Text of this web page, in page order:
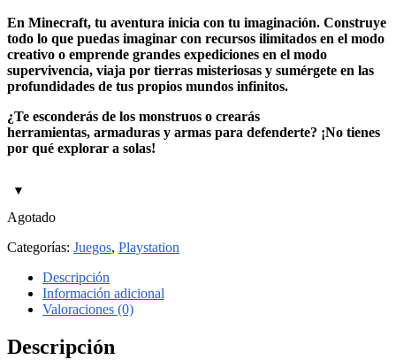
En Minecraft, tu aventura inicia con tu imaginación. Construye
todo lo que puedas imaginar con recursos ilimitados en el modo
creativo o emprende grandes expediciones en el modo
supervivencia, viaja por tierras misteriosas y sumérgete en las
profundidades de tus propios mundos infinitos.
¿Te esconderás de los monstruos o crearás
herramientas, armaduras y armas para defenderte? ¡No tienes
por qué explorar a solas!
Agotado
Categorías: Juegos, Playstation
Descripción
Información adicional
Valoraciones (0)
Descripción